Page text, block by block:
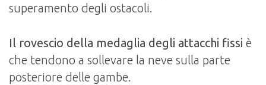
superamento degli ostacoli.
Il rovescio della medaglia degli attacchi fissi è
che tendono a sollevare la neve sulla parte
posteriore delle gambe.